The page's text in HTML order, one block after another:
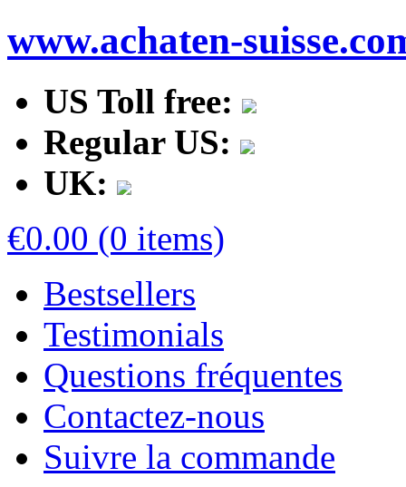
www.achaten-
US Toll free:
Regular US:
UK:
€0.00 (0 items)
Bestsellers
Testimonials
Questions fréquentes
Contactez-nous
Suivre la commande